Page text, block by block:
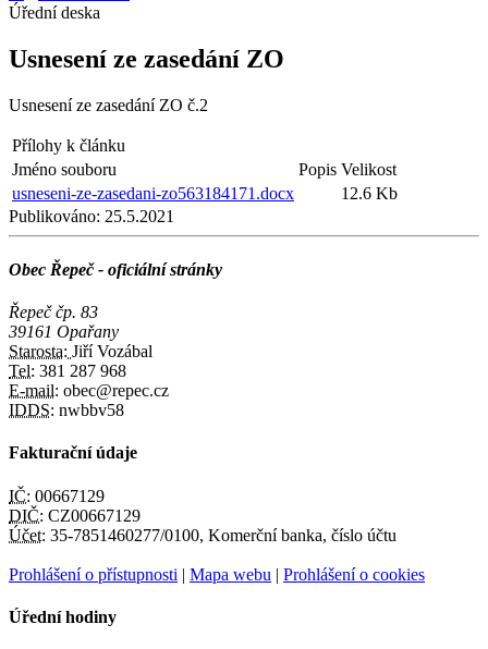
Úřední deska
Usnesení ze zasedání ZO
Usnesení ze zasedání ZO č.2
Přílohy k článku
Jméno souboru
Popis Velikost
usneseni-ze-zasedani-zo563184171.docx
12.6 Kb
Publikováno: 25.5.2021
Obec Řepeč - oficiální stránky
Řepeč čp. 83
39161 Opařany
Starosta: Jiří Vozábal
Tel: 381 287 968
E-mail: obec@repec.cz
IDDS: nwbbv58
Fakturační údaje
IČ: 00667129
DIČ: CZ00667129
Účet: 35-7851460277/0100, Komerční banka, číslo účtu
Prohlášení o přístupnosti | Mapa webu | Prohlášení o cookies
Úřední hodiny